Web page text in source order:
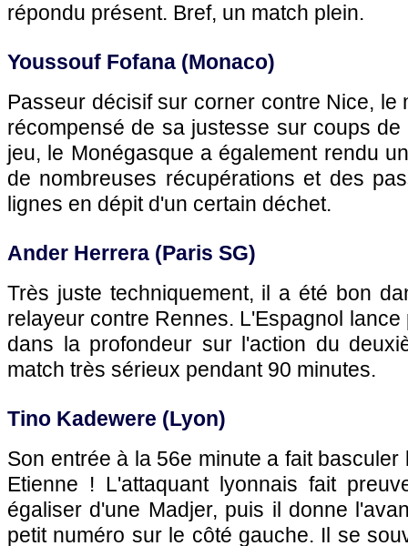
répondu présent. Bref, un match plein.
Youssouf Fofana (Monaco)
Passeur décisif sur corner contre Nice, le
récompensé de sa justesse sur coups
jeu, le Monégasque a également rendu
de nombreuses récupérations et des
lignes en dépit d'un certain déchet.
Ander Herrera (Paris SG)
Très juste techniquement, il a été bon
relayeur contre Rennes. L'Espagnol
dans la profondeur sur l'action du
match très sérieux pendant 90 minutes.
Tino Kadewere (Lyon)
Son entrée à la 56e minute a fait
Etienne ! L'attaquant lyonnais fait
égaliser d'une Madjer, puis il donne
petit numéro sur le côté gauche. Il se